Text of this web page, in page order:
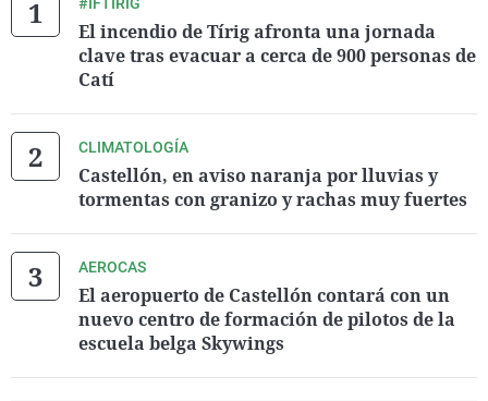
El incendio de Tírig afronta una jornada
clave tras evacuar a cerca de 900 personas de
Catí
CLIMATOLOGÍA
Castellón, en aviso naranja por lluvias y
tormentas con granizo y rachas muy fuertes
AEROCAS
El aeropuerto de Castellón contará con un
nuevo centro de formación de pilotos de la
escuela belga Skywings